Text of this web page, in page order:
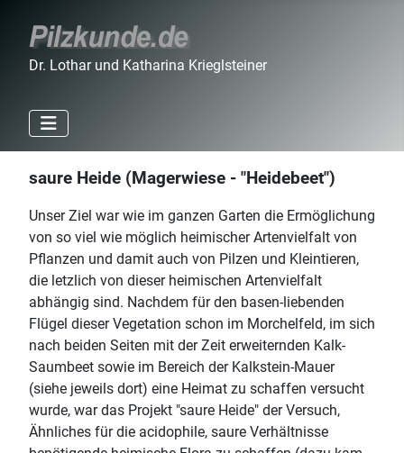
Dr. Lothar und Katharina Krieglsteiner
saure Heide (Magerwiese - "Heidebeet")
Unser Ziel war wie im ganzen Garten die Ermöglichung
von so viel wie möglich heimischer Artenvielfalt von
Pflanzen und damit auch von Pilzen und Kleintieren,
die letzlich von dieser heimischen Artenvielfalt
abhängig sind. Nachdem für den basen-liebenden
Flügel dieser Vegetation schon im Morchelfeld, im sich
nach beiden Seiten mit der Zeit erweiternden Kalk-
Saumbeet sowie im Bereich der Kalkstein-Mauer
(siehe jeweils dort) eine Heimat zu schaffen versucht
wurde, war das Projekt "saure Heide" der Versuch,
Ähnliches für die acidophile, saure Verhältnisse